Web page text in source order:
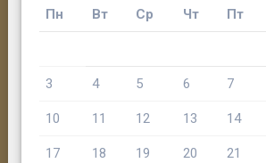
Пн Вт Ср Чт Пт
3 4 5 6 7
10 11 12 13 14
17 18 19 20 21